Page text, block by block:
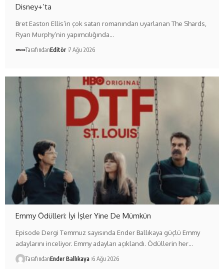
Disney+’ta
Bret Easton Ellis’in çok satan romanından uyarlanan The Shards,
Ryan Murphy’nin yapımcılığında…
TarafındanEditör 7 Ağu 2026
Emmy Ödülleri: İyi İşler Yine De Mümkün
Episode Dergi Temmuz sayısında Ender Ballıkaya güçlü Emmy
adaylarını inceliyor. Emmy adayları açıklandı. Ödüllerin her…
TarafındanEnder Ballıkaya 6 Ağu 2026